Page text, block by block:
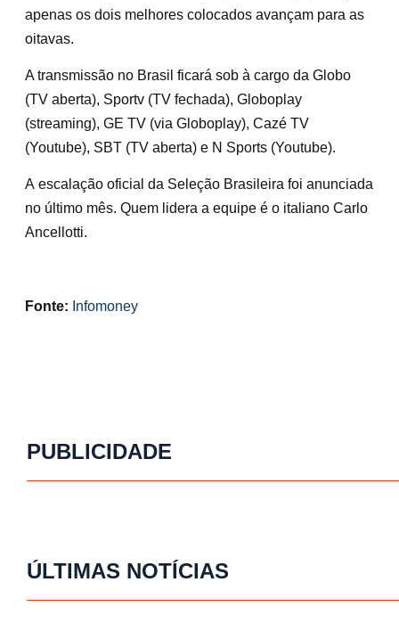
apenas os dois melhores colocados avançam para as
oitavas.
A transmissão no Brasil ficará sob à cargo da Globo
(TV aberta), Sportv (TV fechada), Globoplay
(streaming), GE TV (via Globoplay), Cazé TV
(Youtube), SBT (TV aberta) e N Sports (Youtube).
A escalação oficial da Seleção Brasileira foi anunciada
no último mês. Quem lidera a equipe é o italiano Carlo
Ancellotti.
Fonte: Infomoney
PUBLICIDADE
ÚLTIMAS NOTÍCIAS